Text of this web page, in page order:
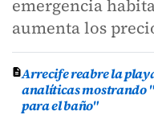
emergencia
aumenta los
Arrecife reabre la
analíticas mostrando
para el baño"